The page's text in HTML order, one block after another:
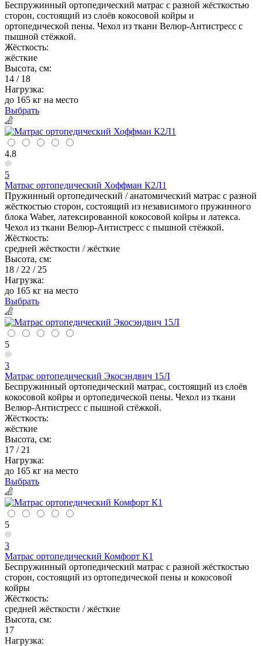
Беспружинный ортопедический матрас с разной жёсткостью
сторон, состоящий из слоёв кокосовой койры и
ортопедической пены. Чехол из ткани Велюр-Антистресс с
пышной стёжкой.
Жёсткость:
жёсткие
Высота, см:
14 / 18
Нагрузка:
до 165 кг на место
Выбрать
4.8
5
Матрас ортопедический Хоффман К2Л1
Пружинный ортопедический / анатомический матрас с разной
жёсткостью сторон, состоящий из независимого пружинного
блока Waber, латексированной кокосовой койры и латекса.
Чехол из ткани Велюр-Антистресс с пышной стёжкой.
Жёсткость:
средней жёсткости / жёсткие
Высота, см:
18 / 22 / 25
Нагрузка:
до 165 кг на место
Выбрать
5
3
Матрас ортопедический Экосэндвич 15Л
Беспружинный ортопедический матрас, состоящий из слоёв
кокосовой койры и ортопедической пены. Чехол из ткани
Велюр-Антистресс с пышной стёжкой.
Жёсткость:
жёсткие
Высота, см:
17 / 21
Нагрузка:
до 165 кг на место
Выбрать
5
3
Матрас ортопедический Комфорт К1
Беспружинный ортопедический матрас с разной жёсткостью
сторон, состоящий из ортопедической пены и кокосовой
койры
Жёсткость:
средней жёсткости / жёсткие
Высота, см:
17
Нагрузка: